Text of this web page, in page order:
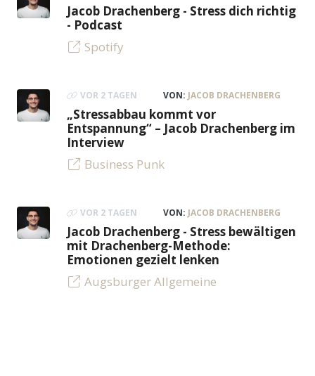
Jacob Drachenberg - Stress dich richtig
- Podcast
Spotify
VOR 2 TAGEN VON: JACOB DRACHENBERG
„Stressabbau kommt vor
Entspannung“ – Jacob Drachenberg im
Interview
Business Punk
VOR 2 TAGEN VON: JACOB DRACHENBERG
Jacob Drachenberg - Stress bewältigen
mit Drachenberg-Methode:
Emotionen gezielt lenken
Augsburger Allgemeine